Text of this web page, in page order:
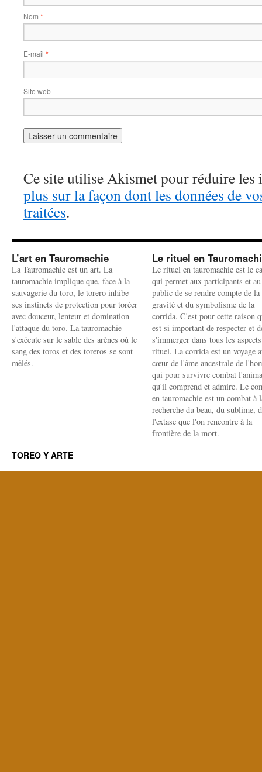
Nom *
E-mail *
Site web
Ce site utilise Akismet pour réduire les
plus sur la façon dont les données de
traitées.
L’art en Tauromachie
La Tauromachie est un art. La
tauromachie implique que, face à la
sauvagerie du toro, le torero inhibe
ses instincts de protection pour toréer
avec douceur, lenteur et domination
l'attaque du toro. La tauromachie
s'exécute sur le sable des arènes où le
sang des toros et des toreros se sont
mêlés.
Le rituel en
Le rituel en tauromachie est le
qui permet aux participants et au
public de se rendre compte de la
gravité et du symbolisme de la
corrida. C'est pour cette raison
est si important de respecter et
s'immerger dans tous les
rituel. La corrida est un voyage
cœur de l'âme ancestrale de
qui pour survivre combat
qu'il comprend et admire. Le
en tauromachie est un combat à
recherche du beau, du sublime,
l'extase que l'on rencontre à la
frontière de la mort.
TOREO Y ARTE